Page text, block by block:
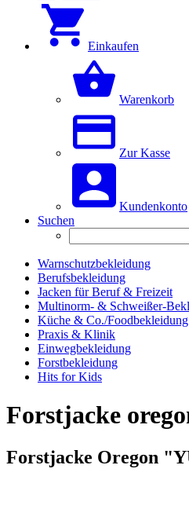
Einkaufen
Warenkorb
Zur Kasse
Kundenkonto
Suchen
Warnschutzbekleidung
Berufsbekleidung
Jacken für Beruf & Freizeit
Multinorm- & Schweißer-
Küche & Co./Foodbekleidung
Praxis & Klinik
Einwegbekleidung
Forstbekleidung
Hits for Kids
Forstjacke
Forstjacke Oregon